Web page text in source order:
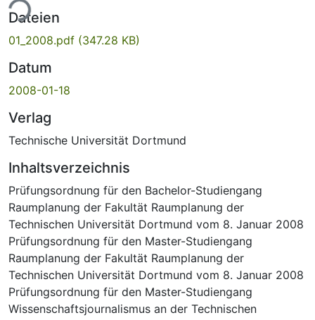
Dateien
01_2008.pdf (347.28 KB)
Datum
2008-01-18
Verlag
Technische Universität Dortmund
Inhaltsverzeichnis
Prüfungsordnung für den Bachelor-Studiengang
Raumplanung der Fakultät Raumplanung der
Technischen Universität Dortmund vom 8. Januar 2008
Prüfungsordnung für den Master-Studiengang
Raumplanung der Fakultät Raumplanung der
Technischen Universität Dortmund vom 8. Januar 2008
Prüfungsordnung für den Master-Studiengang
Wissenschaftsjournalismus an der Technischen